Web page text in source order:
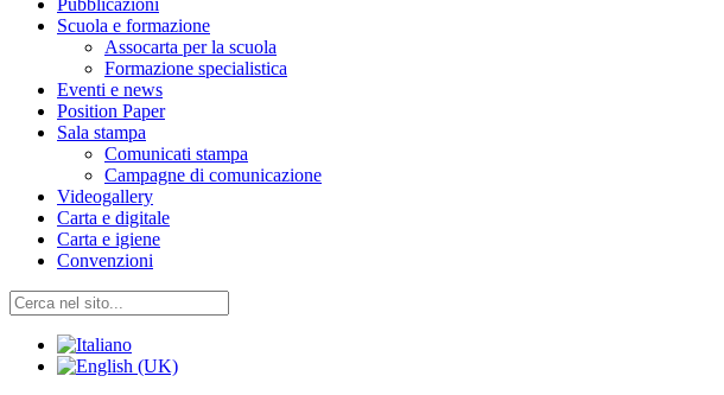
Pubblicazioni
Scuola e formazione
Assocarta per la scuola
Formazione specialistica
Eventi e news
Position Paper
Sala stampa
Comunicati stampa
Campagne di comunicazione
Videogallery
Carta e digitale
Carta e igiene
Convenzioni